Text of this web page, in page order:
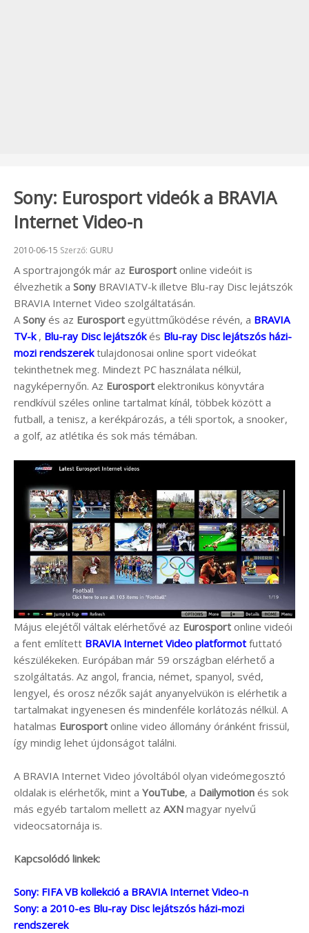
Sony: Eurosport videók a BRAVIA
Internet Video-n
Beküldve:
2010-06-15 Szerző: GURU
A sportrajongók már az Eurosport online videóit is
élvezhetik a Sony BRAVIATV-k illetve Blu-ray Disc lejátszók
BRAVIA Internet Video szolgáltatásán.
A Sony és az Eurosport együttműködése révén, a BRAVIA
TV-k , Blu-ray Disc lejátszókés Blu-ray Disc lejátszós házi-
mozi rendszerektulajdonosai online sport videókat
tekinthetnek meg. Mindezt PC használata nélkül,
nagyképernyőn. Az Eurosport elektronikus könyvtára
rendkívül széles online tartalmat kínál, többek között a
futball, a tenisz, a kerékpározás, a téli sportok, a snooker,
a golf, az atlétika és sok más témában.
Május elejétől váltak elérhetővé az Eurosport online videói
a fent említett BRAVIA Internet Video platformot futtató
készülékeken. Európában már 59 országban elérhető a
szolgáltatás. Az angol, francia, német, spanyol, svéd,
lengyel, és orosz nézők saját anyanyelvükön is elérhetik a
tartalmakat ingyenesen és mindenféle korlátozás nélkül. A
hatalmas Eurosport online video állomány óránként frissül,
így mindig lehet újdonságot találni.
A BRAVIA Internet Video jóvoltából olyan videómegosztó
oldalak is elérhetők, mint a YouTube, a Dailymotion és sok
más egyéb tartalom mellett az AXN magyar nyelvű
videocsatornája is.
Kapcsolódó linkek:
Sony: FIFA VB kollekció a BRAVIA Internet Video-n
Sony: a 2010-es Blu-ray Disc lejátszós házi-mozi
rendszerek